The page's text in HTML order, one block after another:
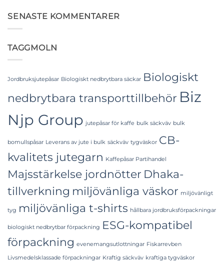
PP
Woven
from
Supplier
Bangladesh
Food
Grade
High-
SENASTE KOMMENTARER
TAGGMOLN
Jordbruksjutepåsar Biologiskt nedbrytbara säckar Biologiskt
nedbrytbara transporttillbehör Biz
Njp Group jutepåsar för kaffe bulk säckväv bulk
bomullspåsar Leverans av jute i bulk säckväv tygväskor CB-
kvalitets jutegarn Kaffepåsar Partihandel
Majsstärkelse jordnötter Dhaka-
tillverkning miljövänliga väskor miljövänligt
tyg miljövänliga t-shirts hållbara jordbruksförpackningar
biologiskt nedbrytbar förpackning ESG-kompatibel
förpackning evenemangsutlottningar Fiskarrevben
Livsmedelsklassade förpackningar Kraftig säckväv kraftiga tygväskor